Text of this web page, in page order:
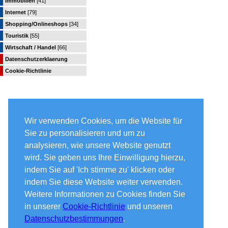
Wir verwenden Cookies, um die Website für
Sie zu personalisieren und um zu
analysieren, wie unsere Website genutzt
wird. Sie geben uns Ihre Einwilligung hierzu,
indem Sie auf 'Ich stimme zu' klicken oder
indem Sie diese Website weiter verwenden.
Weitere Informationen zu Cookies finden Sie
in unserer Cookie-Richtlinie und unseren
Datenschutzbestimmungen.
Internet [79]
Shopping/Onlineshops [34]
Touristik [55]
Wirtschaft / Handel [66]
Datenschutzerklaerung
Cookie-Richtlinie